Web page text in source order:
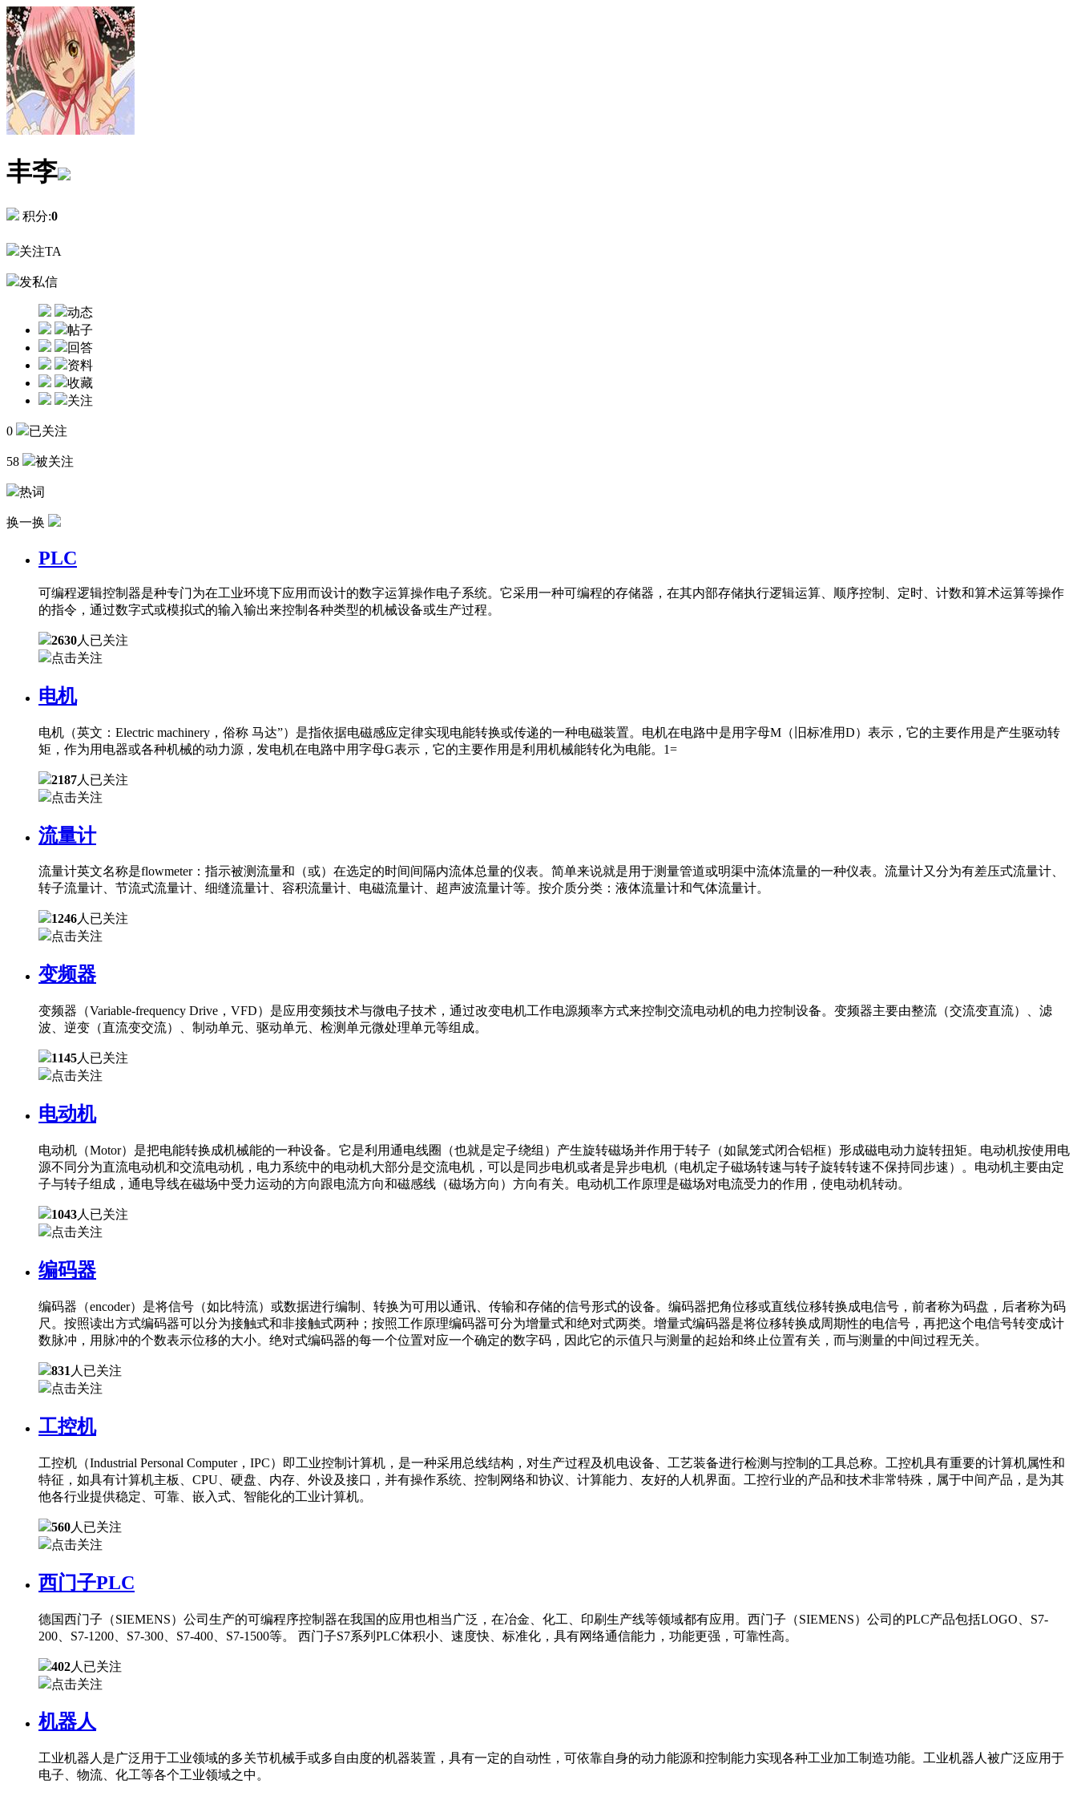
丰李
积分:0
关注TA
发私信
动态
帖子
回答
资料
收藏
关注
0 已关注
58 被关注
热词
换一换
PLC
可编程逻辑控制器是种专门为在工业环境下应用而设计的数字运算操作电子系统。它采用一种可编程的存储器，在其内部存储执行逻辑运算、顺序控制、定时、计数和算术运算等操作
的指令，通过数字式或模拟式的输入输出来控制各种类型的机械设备或生产过程。
2630人已关注
点击关注
电机
电机（英文：Electric machinery，俗称 马达”）是指依据电磁感应定律实现电能转换或传递的一种电磁装置。电机在电路中是用字母M（旧标准用D）表示，它的主要作用是产生驱动转
矩，作为用电器或各种机械的动力源，发电机在电路中用字母G表示，它的主要作用是利用机械能转化为电能。1=
2187人已关注
点击关注
流量计
流量计英文名称是flowmeter：指示被测流量和（或）在选定的时间间隔内流体总量的仪表。简单来说就是用于测量管道或明渠中流体流量的一种仪表。流量计又分为有差压式流量计、
转子流量计、节流式流量计、细缝流量计、容积流量计、电磁流量计、超声波流量计等。按介质分类：液体流量计和气体流量计。
1246人已关注
点击关注
变频器
变频器（Variable-frequency Drive，VFD）是应用变频技术与微电子技术，通过改变电机工作电源频率方式来控制交流电动机的电力控制设备。变频器主要由整流（交流变直流）、滤
波、逆变（直流变交流）、制动单元、驱动单元、检测单元微处理单元等组成。
1145人已关注
点击关注
电动机
电动机（Motor）是把电能转换成机械能的一种设备。它是利用通电线圈（也就是定子绕组）产生旋转磁场并作用于转子（如鼠笼式闭合铝框）形成磁电动力旋转扭矩。电动机按使用电
源不同分为直流电动机和交流电动机，电力系统中的电动机大部分是交流电机，可以是同步电机或者是异步电机（电机定子磁场转速与转子旋转转速不保持同步速）。电动机主要由定
子与转子组成，通电导线在磁场中受力运动的方向跟电流方向和磁感线（磁场方向）方向有关。电动机工作原理是磁场对电流受力的作用，使电动机转动。
1043人已关注
点击关注
编码器
编码器（encoder）是将信号（如比特流）或数据进行编制、转换为可用以通讯、传输和存储的信号形式的设备。编码器把角位移或直线位移转换成电信号，前者称为码盘，后者称为码
尺。按照读出方式编码器可以分为接触式和非接触式两种；按照工作原理编码器可分为增量式和绝对式两类。增量式编码器是将位移转换成周期性的电信号，再把这个电信号转变成计
数脉冲，用脉冲的个数表示位移的大小。绝对式编码器的每一个位置对应一个确定的数字码，因此它的示值只与测量的起始和终止位置有关，而与测量的中间过程无关。
831 人已关注
点击关注
工控机
工控机（Industrial Personal Computer，IPC）即工业控制计算机，是一种采用总线结构，对生产过程及机电设备、工艺装备进行检测与控制的工具总称。工控机具有重要的计算机属性和
特征，如具有计算机主板、CPU、硬盘、内存、外设及接口，并有操作系统、控制网络和协议、计算能力、友好的人机界面。工控行业的产品和技术非常特殊，属于中间产品，是为其
他各行业提供稳定、可靠、嵌入式、智能化的工业计算机。
560人已关注
点击关注
西门子PLC
德国西门子（SIEMENS）公司生产的可编程序控制器在我国的应用也相当广泛，在冶金、化工、印刷生产线等领域都有应用。西门子（SIEMENS）公司的PLC产品包括LOGO、S7-
200、S7-1200、S7-300、S7-400、S7-1500等。 西门子S7系列PLC体积小、速度快、标准化，具有网络通信能力，功能更强，可靠性高。
402人已关注
点击关注
机器人
工业机器人是广泛用于工业领域的多关节机械手或多自由度的机器装置，具有一定的自动性，可依靠自身的动力能源和控制能力实现各种工业加工制造功能。工业机器人被广泛应用于
电子、物流、化工等各个工业领域之中。